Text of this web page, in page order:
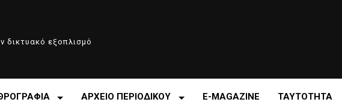
δικτυακό εξοπλισμό
ΑΡΧΕΙΟ ΠΕΡΙΟΔΙΚΟΥ E-MAGAZINE ΤΑΥΤΟΤΗΤΑ